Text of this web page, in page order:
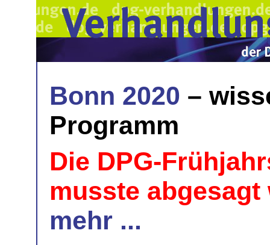
Bonn 2020 –
Programm
Die DPG-
musste
mehr ...